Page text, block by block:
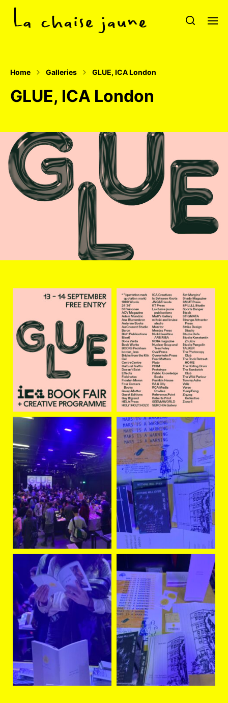
Home Galleries GLUE, ICA London
GLUE, ICA London